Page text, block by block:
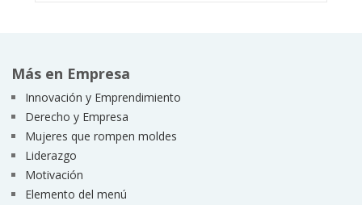
Más en Empresa
Innovación y Emprendimiento
Derecho y Empresa
Mujeres que rompen moldes
Liderazgo
Motivación
Elemento del menú